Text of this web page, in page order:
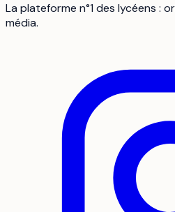
La plateforme n°1 des lycéens :
média.